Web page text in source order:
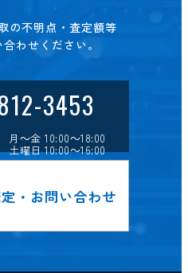
の不明点・査定額等
わせください。
3453
月～金 10:00～18:00
土曜日 10:00～16:00
・お問い合わせ